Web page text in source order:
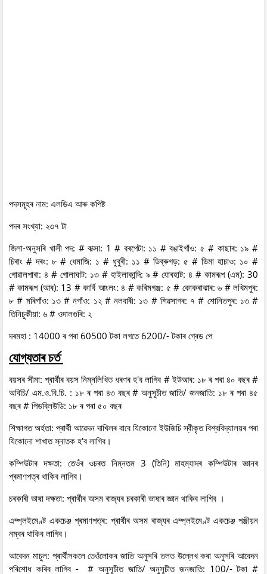
পদসমূহৰ নাম: এলডিএ আৰু কপিষ্ট
পদৰ সংখ্যা: ২৩৭ টা
জিলা-অনুসৰি খালী পদ: # বাক্সা: 1 # বৰপেটা: ১১ # বঙাইগাঁও: ৫ # কাছাৰ: ১৯ #
চিৰাং # দৰং: ৮ # ধেমাজি: ১ # ধুবুৰী: ১১ # ডিব্ৰুগড়: ৫ # ডিমা হাচাও: ১০ #
গোৱালপাৰা: ৪ # গোলাঘাট: ১৩ # হাইলাকান্দি: ৯ # যোৰহাট: ৪ # কামৰূপ (এম): 30
# কামৰূপ (আৰ): 13 # কাৰ্বি আংলং: ৪ # কৰিমগঞ্জ: ৫ # কোকৰাঝাৰ: ৬ # লখিমপুৰ:
৮ # মৰিগাঁও: ১৩ # নগাঁও: ১২ # নলবাৰী: ১৩ # শিৱসাগৰ: ৭ # শোনিতপুৰ: ১৩ #
তিনিচুকীয়া: ৬ # ওদালগুৰি: ২
দৰমহা : 14000 ৰ পৰা 60500 টকা লগতে 6200/- টকাৰ গ্ৰেড পে
যোগ্যতাৰ চৰ্ত
বয়সৰ সীমা: প্ৰাৰ্থীৰ বয়স নিম্নলিখিত ধৰণৰ হ'ব লাগিব # ইউআৰ: ১৮ ৰ পৰা ৪০ বছৰ #
অবিচি/ এম.ও.বি.চি. : ১৮ ৰ পৰা ৪৩ বছৰ # অনুসূচীত জাতি/ জনজাতি: ১৮ ৰ পৰা ৪৫
বছৰ # পিডব্লিউডি: ১৮ ৰ পৰা ৫০ বছৰ
শিক্ষাগত অৰ্হতা: প্ৰাৰ্থী আৱেদন দাখিলৰ বাবে যিকোনো ইউজিচি স্বীকৃত বিশ্ববিদ্যালয়ৰ পৰা
যিকোনো শাখাত স্নাতক হ'ব লাগিব।
কম্পিউটাৰ দক্ষতা: তেওঁৰ ওচৰত নিম্নতম 3 (তিনি) মাহম্যাদৰ কম্পিউটাৰ জ্ঞানৰ
প্ৰমাণপত্ৰ থাকিব লাগিব।
চৰকাৰী ভাষা দক্ষতা: প্ৰাৰ্থীৰ অসম ৰাজ্যৰ চৰকাৰী ভাষাৰ জ্ঞান থাকিব লাগিব ।
এম্প্লইমেণ্ট একচেঞ্জ প্ৰমাণপত্ৰ: প্ৰাৰ্থীৰ অসম ৰাজ্যৰ এম্প্লইমেণ্ট একচেঞ্জ পঞ্জীয়ন
নম্বৰ থাকিব লাগিব।
আবেদন মাচুল: প্ৰাৰ্থীসকলে তেওঁলোকৰ জাতি অনুসৰি তলত উল্লেখ কৰা অনুসৰি আবেদন
পৰিশোধ কৰিব লাগিব - # অনুসূচীত জাতি/ অনুসূচীত জনজাতি: 100/- টকা #